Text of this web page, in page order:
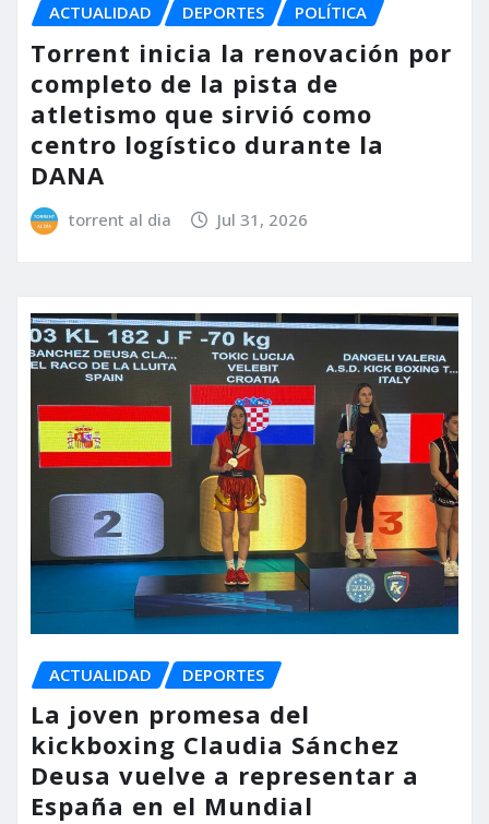
ACTUALIDAD DEPORTES POLÍTICA
Torrent inicia la renovación por
completo de la pista de
atletismo que sirvió como
centro logístico durante la
DANA
torrent al dia Jul 31, 2026
ACTUALIDAD DEPORTES
La joven promesa del
kickboxing Claudia Sánchez
Deusa vuelve a representar a
España en el Mundial